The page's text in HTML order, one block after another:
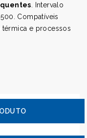
. Intervalo
Compatíveis
térmica e processos